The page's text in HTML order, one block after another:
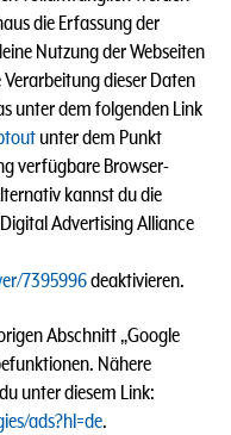
die Erfassung der
Nutzung der Webseiten
dieser Daten
unter dem folgenden Link
unter dem Punkt
verfügbare Browser-
kannst du die
Advertising Alliance
7395996deaktivieren.
Abschnitt „Google
Nähere
unter diesem Link:
ads?hl=de.